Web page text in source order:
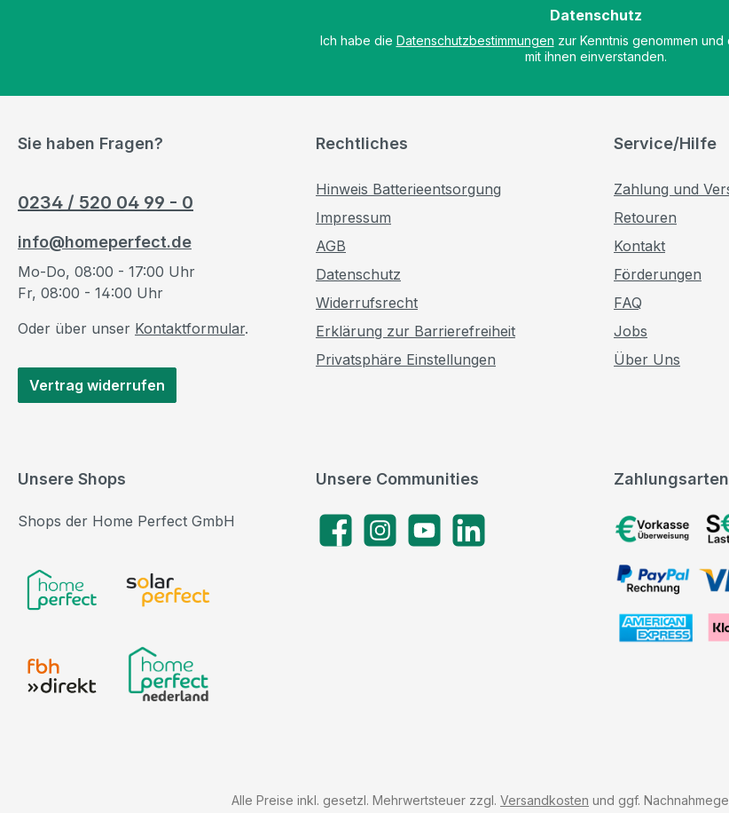
Datenschutz
Ich habe die Datenschutzbestimmungen zur Kenntnis genommen und
mit ihnen einverstanden.
Sie haben Fragen?
0234 / 520 04 99 - 0
info@homeperfect.de
Mo-Do, 08:00 - 17:00 Uhr
Fr, 08:00 - 14:00 Uhr
Oder über unser Kontaktformular.
Vertrag widerrufen
Rechtliches
Hinweis Batterieentsorgung
Impressum
AGB
Datenschutz
Widerrufsrecht
Erklärung zur Barrierefreiheit
Privatsphäre Einstellungen
Service/Hilfe
Zahlung und
Retouren
Kontakt
Förderungen
FAQ
Jobs
Über Uns
Zahlungsarten
Vorkasse,
Unsere Communities
FacebookInstagramYouTubeLinkedIn
Unsere Shops
Shops der Home Perfect GmbH
Alle Preise inkl. gesetzl. Mehrwertsteuer zzgl. Versandkosten und ggf.